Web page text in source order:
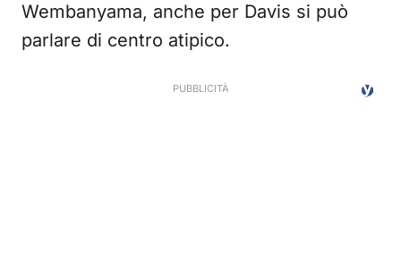
Wembanyama, anche per Davis si può
parlare di centro atipico.